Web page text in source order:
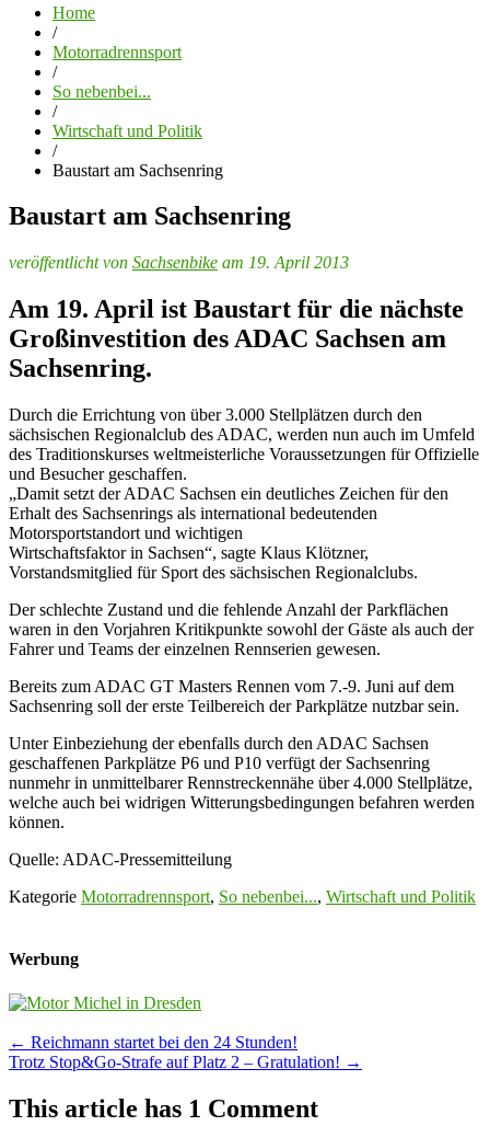
Home
/
Motorradrennsport
/
So nebenbei...
/
Wirtschaft und Politik
/
Baustart am Sachsenring
Baustart am Sachsenring
veröffentlicht von Sachsenbike am 19. April 2013
Am 19. April ist Baustart für die nächste
Großinvestition des ADAC Sachsen am
Sachsenring.
Durch die Errichtung von über 3.000 Stellplätzen durch den
sächsischen Regionalclub des ADAC, werden nun auch im Umfeld
des Traditionskurses weltmeisterliche Voraussetzungen für Offizielle
und Besucher geschaffen.
„Damit setzt der ADAC Sachsen ein deutliches Zeichen für den
Erhalt des Sachsenrings als international bedeutenden
Motorsportstandort und wichtigen
Wirtschaftsfaktor in Sachsen“, sagte Klaus Klötzner,
Vorstandsmitglied für Sport des sächsischen Regionalclubs.
Der schlechte Zustand und die fehlende Anzahl der Parkflächen
waren in den Vorjahren Kritikpunkte sowohl der Gäste als auch der
Fahrer und Teams der einzelnen Rennserien gewesen.
Bereits zum ADAC GT Masters Rennen vom 7.-9. Juni auf dem
Sachsenring soll der erste Teilbereich der Parkplätze nutzbar sein.
Unter Einbeziehung der ebenfalls durch den ADAC Sachsen
geschaffenen Parkplätze P6 und P10 verfügt der Sachsenring
nunmehr in unmittelbarer Rennstreckennähe über 4.000 Stellplätze,
welche auch bei widrigen Witterungsbedingungen befahren werden
können.
Quelle: ADAC-Pressemitteilung
Kategorie Motorradrennsport, So nebenbei..., Wirtschaft und Politik
Werbung
Post
navigation
← Reichmann startet bei den 24 Stunden!
Trotz Stop&Go-Strafe auf Platz 2 – Gratulation! →
This article has 1 Comment